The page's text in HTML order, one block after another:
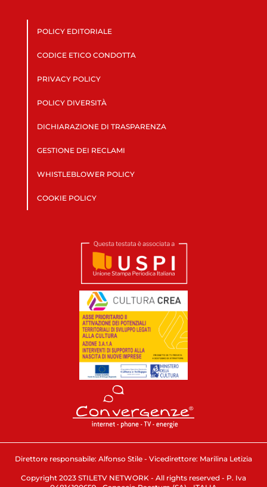
POLICY EDITORIALE
CODICE ETICO CONDOTTA
PRIVACY POLICY
POLICY DIVERSITÀ
DICHIARAZIONE DI TRASPARENZA
GESTIONE DEI RECLAMI
WHISTLEBLOWER POLICY
COOKIE POLICY
Direttore responsabile: Alfonso Stile - Vicedirettore: Marilina Letizia
Copyright 2023 STILETV NETWORK - All rights reserved - P. Iva